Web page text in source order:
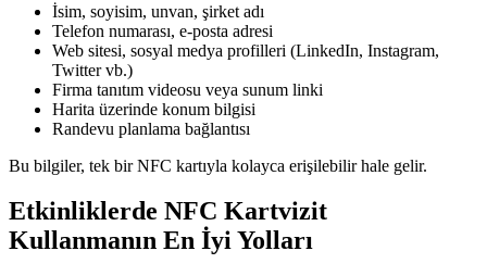
İsim, soyisim, unvan, şirket adı
Telefon numarası, e-posta adresi
Web sitesi, sosyal medya profilleri (LinkedIn, Instagram,
Twitter vb.)
Firma tanıtım videosu veya sunum linki
Harita üzerinde konum bilgisi
Randevu planlama bağlantısı
Bu bilgiler, tek bir NFC kartıyla kolayca erişilebilir hale gelir.
Etkinliklerde NFC Kartvizit
Kullanmanın En İyi Yolları